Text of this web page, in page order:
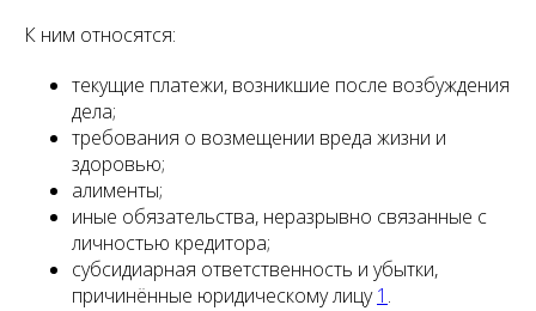
К ним относятся:
текущие платежи, возникшие после возбуждения
дела;
требования о возмещении вреда жизни и
здоровью;
алименты;
иные обязательства, неразрывно связанные с
личностью кредитора;
субсидиарная ответственность и убытки,
причинённые юридическому лицу1 .